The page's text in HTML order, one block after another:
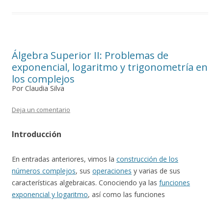
Álgebra Superior II: Problemas de
exponencial, logaritmo y trigonometría en
los complejos
Por Claudia Silva
Deja un comentario
Introducción
En entradas anteriores, vimos la construcción de los
números complejos, sus operaciones y varias de sus
características algebraicas. Conociendo ya las funciones
exponencial y logaritmo, así como las funciones